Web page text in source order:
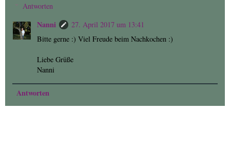
Antworten
Nanni
27. April 2017 um 13:41
Bitte gerne :) Viel Freude beim Nachkochen :)
Liebe Grüße
Nanni
Antworten